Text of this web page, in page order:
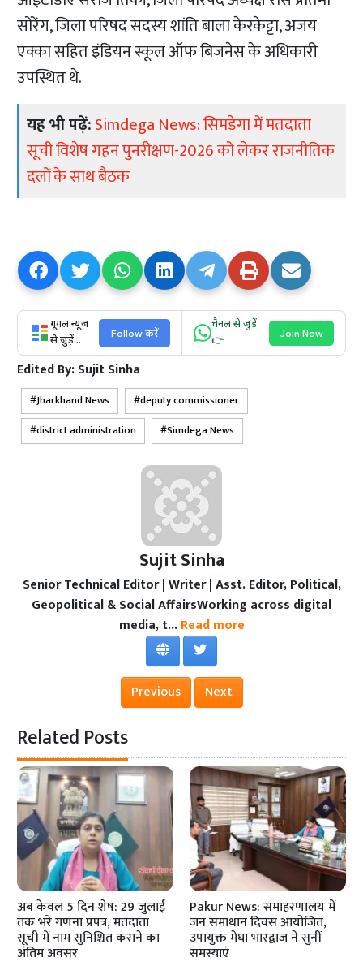
सोरेंग, जिला परिषद सदस्य शांति बाला केरकेट्टा, अजय
एक्का सहित इंडियन स्कूल ऑफ बिजनेस के अधिकारी
उपस्थित थे.
यह भी पढ़ें:Simdega News: सिमडेगा में मतदाता
सूची विशेष गहन पुनरीक्षण-2026 को लेकर राजनीतिक
दलों के साथ बैठक
गूगल न्यूज
से जुड़ें...
Follow करें
चैनल से जुड़ें
👉
Join Now
Edited By:Sujit Sinha
Jharkhand News
deputy commissioner
district administration
Simdega News
Sujit Sinha
Senior Technical Editor | Writer | Asst. Editor, Political,
Geopolitical & Social AffairsWorking across digital
media, t... Read more
Previous Next
Related Posts
अब केवल 5 दिन शेष: 29 जुलाई
तक भरें गणना प्रपत्र, मतदाता
सूची में नाम सुनिश्चित कराने का
अंतिम अवसर
Pakur News: समाहरणालय में
जन समाधान दिवस आयोजित,
उपायुक्त मेघा भारद्वाज ने सुनीं
समस्याएं